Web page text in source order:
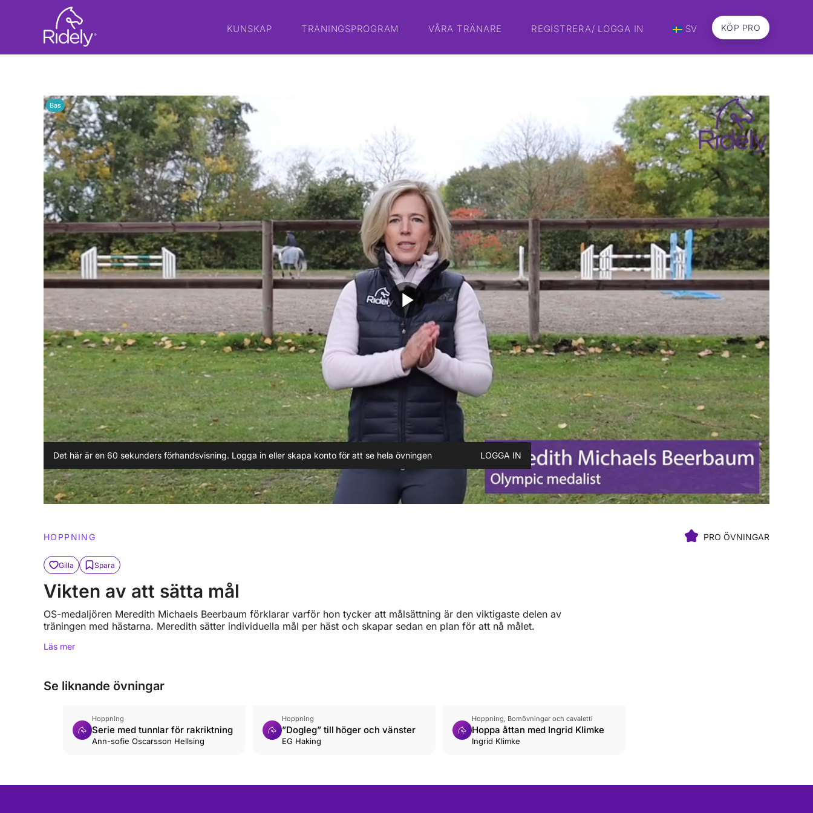
KUNSKAP TRÄNINGSPROGRAM VÅRA TRÄNARE REGISTRERA/ LOGGA IN SV KÖP PRO
play_arrow
Bas
Det här är en 60 sekunders förhandsvisning. Logga in eller skapa konto för att se hela övningen LOGGA IN
HOPPNING PRO ÖVNINGAR
Gilla Spara
Vikten av att sätta mål
OS-medaljören Meredith Michaels Beerbaum förklarar varför hon tycker att målsättning är den viktigaste delen av
träningen med hästarna. Meredith sätter individuella mål per häst och skapar sedan en plan för att nå målet.
Läs mer
Se liknande övningar
Hoppning
Serie med tunnlar för rakriktning
Ann-sofie Oscarsson Hellsing
Hoppning
”Dogleg” till höger och vänster
EG Haking
Hoppning, Bomövningar och cavaletti
Hoppa åttan med Ingrid Klimke
Ingrid Klimke